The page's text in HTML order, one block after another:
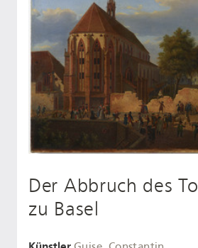
Der Abbruch des
zu Basel